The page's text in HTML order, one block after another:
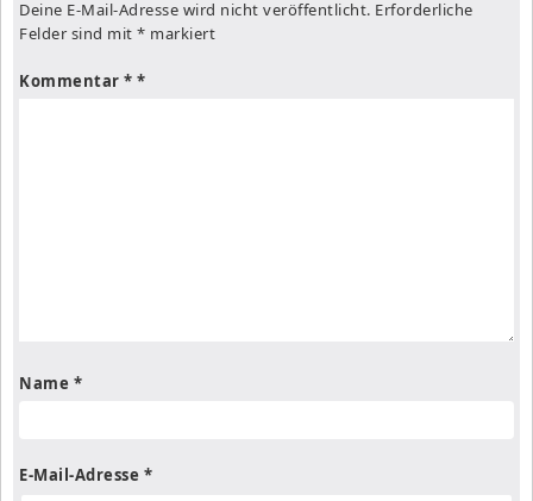
Deine E-Mail-Adresse wird nicht veröffentlicht. Erforderliche
Felder sind mit * markiert
Kommentar *
Name *
E-Mail-Adresse *